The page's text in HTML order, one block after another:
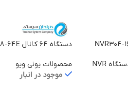
دستگاه NVR
دستگاه 64 کانال NVR308-64E
محصولات یونی ویو
موجود در انبار